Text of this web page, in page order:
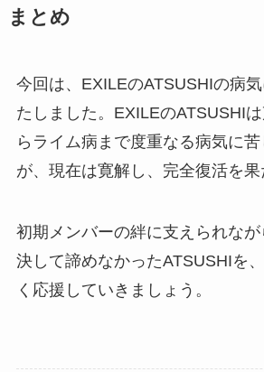
まとめ
今回は、EXILEのATSUSHIの病
たしました。EXILEのATSUSHI
らライム病まで度重なる病気に
が、現在は寛解し、完全復活を果
初期メンバーの絆に支えられな
決して諦めなかったATSUSHIを
く応援していきましょう。